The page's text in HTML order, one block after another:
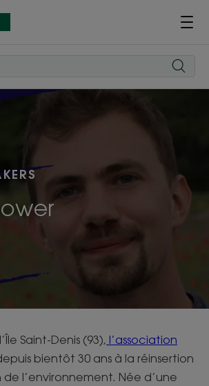
Saint-Denis (93), l’association
bientôt 30 ans à la réinsertion
l’environnement. Née d’une